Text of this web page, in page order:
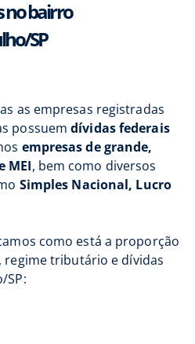
no bairro
SP
as empresas registradas
possuemdívidas federais
empresas de grande,
MEI, bem como diversos
Simples Nacional, Lucro
como está a proporção
tributário e dívidas
SP: